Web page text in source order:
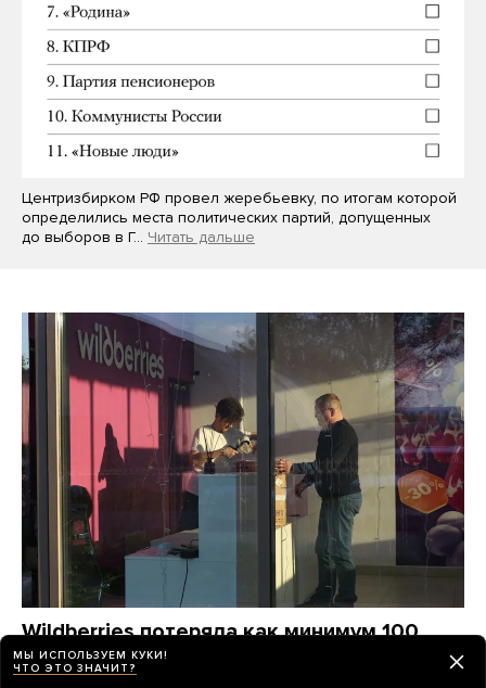
Центризбирком РФ провел жеребьевку, по итогам которой
определились места политических партий, допущенных
до выборов в Г… Читать дальше
Wildberries потеряла как минимум 100
миллиардов рублей от атак украинских
МЫ ИСПОЛЬЗУЕМ КУКИ!
ЧТО ЭТО ЗНАЧИТ?